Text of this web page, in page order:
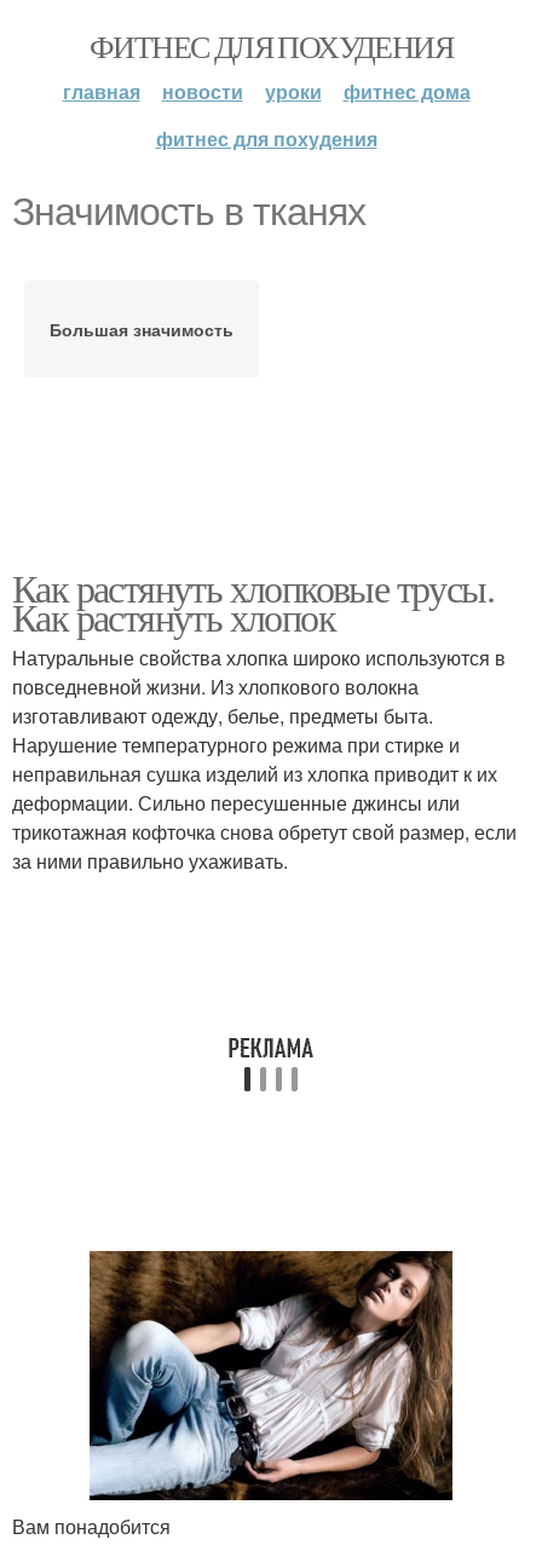
ФИТНЕС ДЛЯ ПОХУДЕНИЯ
главная новости уроки
фитнес дома
фитнес для похудения
Значимость в тканях
Большая значимость
Как растянуть хлопковые трусы.
Как растянуть хлопок
Натуральные свойства хлопка широко используются в
повседневной жизни. Из хлопкового волокна
изготавливают одежду, белье, предметы быта.
Нарушение температурного режима при стирке и
неправильная сушка изделий из хлопка приводит к их
деформации. Сильно пересушенные джинсы или
трикотажная кофточка снова обретут свой размер, если
за ними правильно ухаживать.
Вам понадобится